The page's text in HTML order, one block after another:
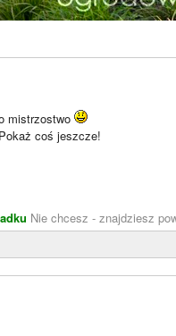
mistrzostwo
coś jeszcze!
Nie chcesz - znajdziesz